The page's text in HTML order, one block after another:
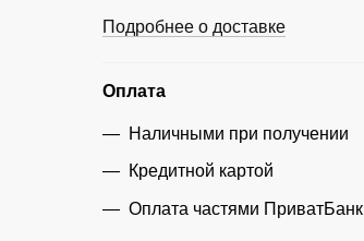
Подробнее о доставке
Оплата
Наличными при получении
Кредитной картой
Оплата частями ПриватБанк